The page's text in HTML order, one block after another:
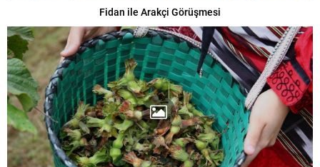
Fidan ile Arakçi Görüşmesi